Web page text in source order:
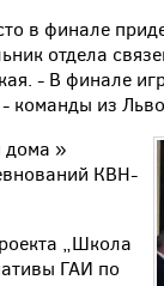
в финале
отдела
- В финале
команды из
дома »
КВН-
„Школа
ГАИ по